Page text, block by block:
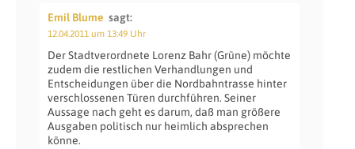
Emil Blume sagt:
12.04.2011 um 13:49 Uhr
Der Stadtverordnete Lorenz Bahr (Grüne) möchte
zudem die restlichen Verhandlungen und
Entscheidungen über die Nordbahntrasse hinter
verschlossenen Türen durchführen. Seiner
Aussage nach geht es darum, daß man größere
Ausgaben politisch nur heimlich absprechen
könne.